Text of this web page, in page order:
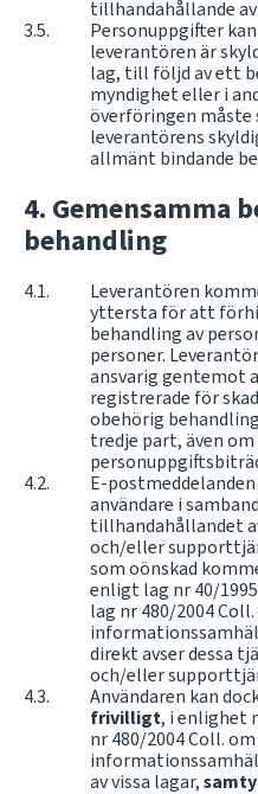
tillhandahållande
Personuppgifter
leverantören är
lag, till följd av ett
myndighet eller i
överföringen måste
leverantörens
allmänt bindande
Gemensamma
behandling
Leverantören
yttersta för att
behandling av
personer.
ansvarig gentemot
registrerade för
obehörig
tredje part, även
E-
användare i
tillhandahållandet
och/eller
som oönskad
enligt lag nr 40/
lag nr 480/2004
direkt avser dessa
och/eller
Användaren kan
frivilligt, i enlighet
nr 480/2004 Coll. om
av vissa lagar,